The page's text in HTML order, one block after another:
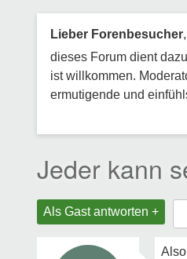
Lieber Forenbesucher,
dieses Forum dient
ist willkommen.
ermutigende und
Jeder kann
Als Gast antworten +